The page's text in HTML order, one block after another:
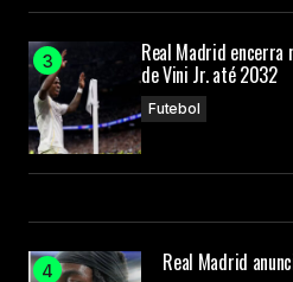
Real Madrid encerra
de Vini Jr. até 2032
Futebol
Real Madrid